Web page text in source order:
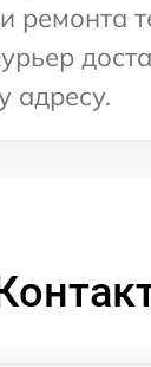
ремонта
адресу.